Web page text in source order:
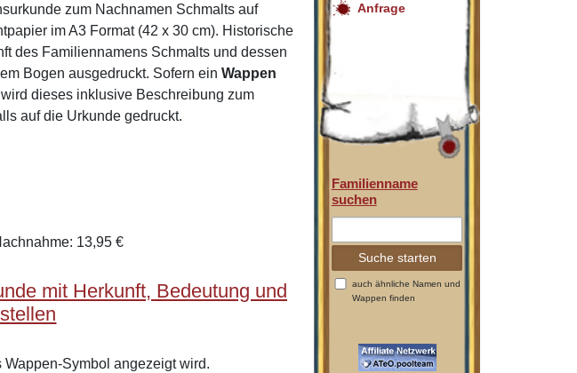
zum Nachnamen Schmalts auf
im A3 Format (42 x 30 cm). Historische
des Familiennamens Schmalts und dessen
Bogen ausgedruckt. Sofern einWappen
dieses inklusive Beschreibung zum
auf die Urkunde gedruckt.
13,95 €
mit Herkunft, Bedeutung und
Symbol angezeigt wird.
Anfrage
Familienname
suchen
auch ähnliche Namen und
Wappen finden